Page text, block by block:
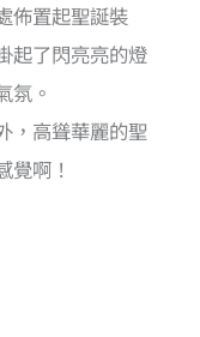
佈置起聖誕裝
起了閃亮亮的燈
氛。
，高聳華麗的聖
覺啊！